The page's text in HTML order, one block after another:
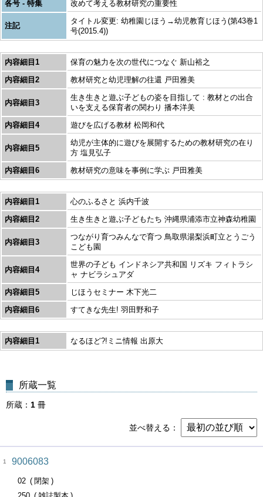
各号 - 特集
改めて考える教材研究の重要性
注記
タイトル変更: 幼稚園じほう→幼児教育じほう(第43巻1
号(2015.4))
内容細目1
保育の魅力を次の世代につなぐ 新山裕之
内容細目2
教材研究と幼児理解の往還 戸田雅美
内容細目3
生き生きと遊ぶ子どもの姿を目指して : 教材との出合
いを支える保育者の関わり 播本洋美
内容細目4
遊びを広げる教材 松岡和代
内容細目5
幼児が主体的に遊びを展開するための教材研究の在り
方 塩見弘子
内容細目6
教材研究の意味を事例に学ぶ 戸田雅美
内容細目1
心のふるさと 浜内千波
内容細目2
生き生きと遊ぶ子どもたち 沖縄県浦添市立神森幼稚園
内容細目3
つながり育つみんなで育つ 鳥取県湯梨浜町立とうごう
こども園
内容細目4
世界の子ども インドネシア共和国 リズキ フィトラシ
ャ ナビラシュアダ
内容細目5
じほうセミナー 木下光二
内容細目6
すてきな先生! 羽田野和子
内容細目1 なるほど?!ミニ情報 出原大
所蔵一覧
所蔵 1 冊
並べ替える
1 9006083
02
閉架